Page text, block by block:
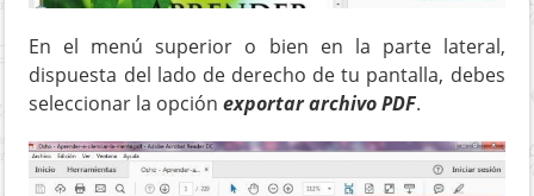
En el menú superior o bien en la parte lateral,
dispuesta del lado de derecho de tu pantalla, debes
seleccionar la opciónexportar archivo PDF.